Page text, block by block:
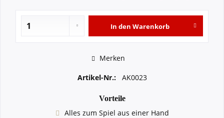
In den Warenkorb
Merken
Artikel-Nr.: AK0023
Vorteile
Alles zum Spiel aus einer Hand